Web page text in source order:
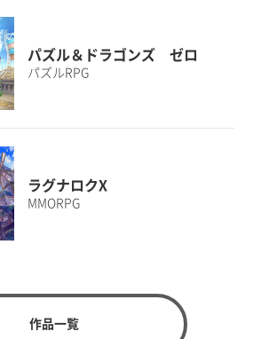
パズル＆ドラゴンズ ゼロ
パズルRPG
ラグナロクX
MMORPG
作品一覧